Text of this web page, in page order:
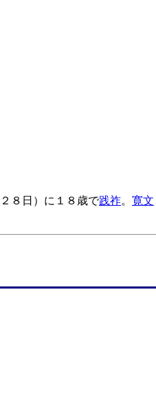
８日）に１８歳で践祚。 寛文